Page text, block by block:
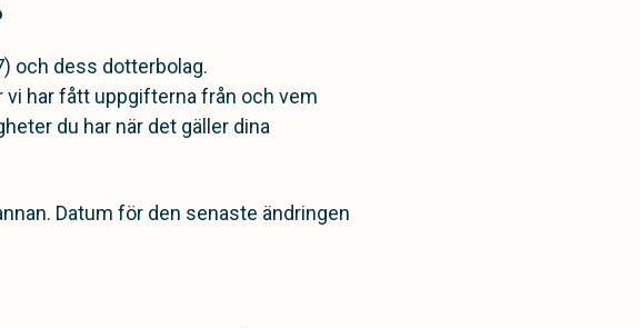
och dess dotterbolag.
har fått uppgifterna från och vem
du har när det gäller dina
Datum för den senaste ändringen